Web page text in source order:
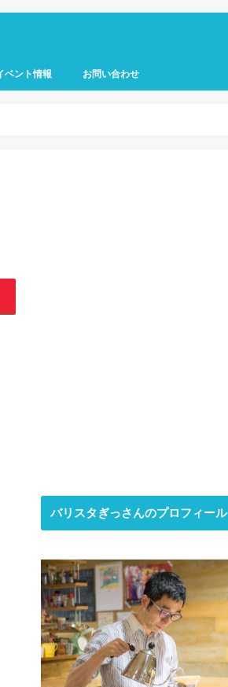
ベント情報 お問い合わせ
バリスタぎっさんのプロフィール